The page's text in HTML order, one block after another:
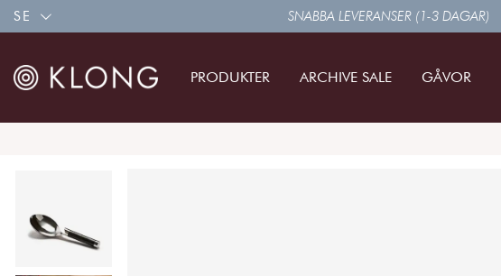
SE SNABBA LEVERANSER (1-3 DAGAR)
PRODUKTER ARCHIVE SALE GÅVOR